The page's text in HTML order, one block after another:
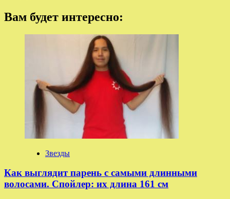
Вам будет интересно:
Звезды
Как выглядит парень с самыми длинными
волосами. Спойлер: их длина 161 см